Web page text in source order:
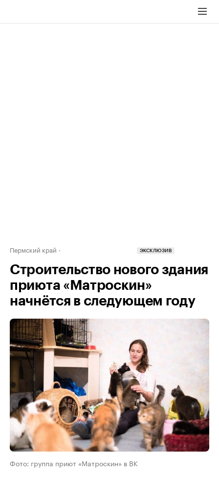
Пермский край ЭКСКЛЮЗИВ
Строительство нового здания
приюта «Матроскин»
начнётся в следующем году
Фото: группа приют «Матроскин» в ВК